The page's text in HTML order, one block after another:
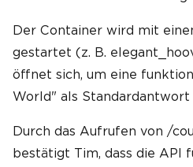
Der Container wird mit
gestartet (z. B.
öffnet sich, um eine
World" als Standardantwort
Durch das Aufrufen von /
bestätigt Tim, dass die API